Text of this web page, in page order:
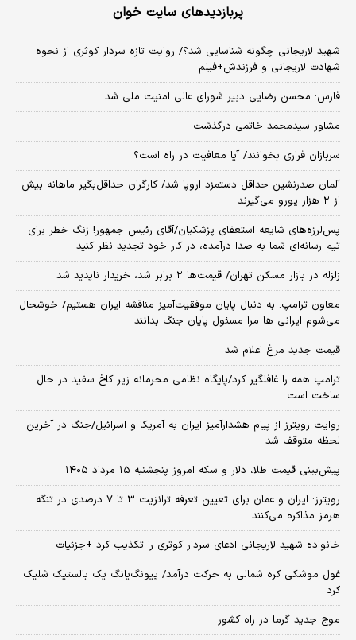
پربازدیدهای سایت خوان
شهید لاریجانی چگونه شناسایی شد؟/ روایت تازه سردار کوثری از نحوه
شهادت لاریجانی و فرزندش+فیلم
فارس: محسن رضایی دبیر شورای عالی امنیت ملی شد
مشاور سیدمحمد خاتمی درگذشت
سربازان فراری بخوانند/ آیا معافیت در راه است؟
آلمان صدرنشین حداقل دستمزد اروپا شد/ کارگران حداقل‌بگیر ماهانه بیش
از ۲ هزار یورو می‌گیرند
پس‌لرزه‌های شایعه استعفای پزشکیان/آقای رئیس جمهور! زنگ خطر برای
تیم رسانه‌ای شما به صدا درآمده، در کار خود تجدید نظر کنید
زلزله در بازار مسکن تهران/ قیمت‌ها ۲ برابر شد، خریدار ناپدید شد
معاون ترامپ: به دنبال پایان موفقیت‌آمیز مناقشه ایران هستیم/ خوشحال
می‌شوم ایرانی ها مرا مسئول پایان جنگ بدانند
قیمت جدید مرغ اعلام شد
ترامپ همه را غافلگیر کرد/پایگاه نظامی محرمانه زیر کاخ سفید در حال
ساخت است
روایت رویترز از پیام هشدارآمیز ایران به آمریکا و اسرائیل/جنگ در آخرین
لحظه متوقف شد
پیش‌بینی قیمت طلا، دلار و سکه امروز پنجشنبه ۱۵ مرداد ۱۴۰۵
رویترز: ایران و عمان برای تعیین تعرفه ترانزیت ۳ تا ۷ درصدی در تنگه
هرمز مذاکره می‌کنند
خانواده شهید لاریجانی ادعای سردار کوثری را تکذیب کرد +جزئیات
غول موشکی کره شمالی به حرکت درآمد/ پیونگ‌یانگ یک بالستیک شلیک
کرد
موج جدید گرما در راه کشور